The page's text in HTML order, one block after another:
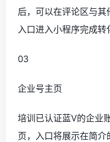
后，可以在评论区与
入口进入小程序完成转
03
企业号主页
培训已认证蓝V的企业
页，入口将展示在简